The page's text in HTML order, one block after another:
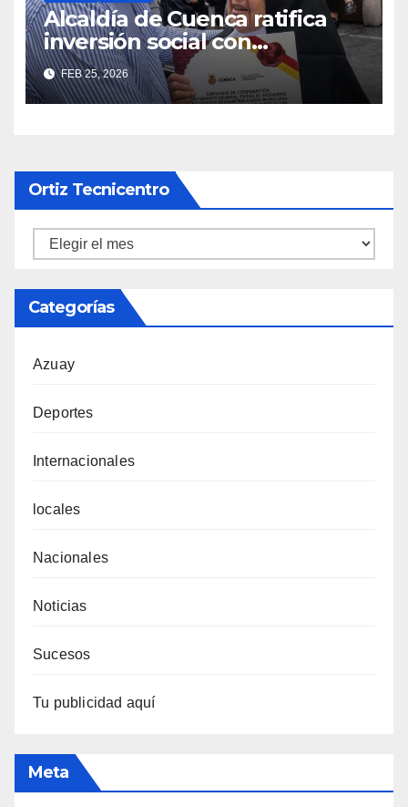
Alcaldía de Cuenca ratifica
inversión social con
fundaciones e instituciones
locales
FEB 25, 2026
Ortiz Tecnicentro
Ortiz
Categorías
Azuay
Deportes
Internacionales
locales
Nacionales
Noticias
Sucesos
Tu publicidad aquí
Meta